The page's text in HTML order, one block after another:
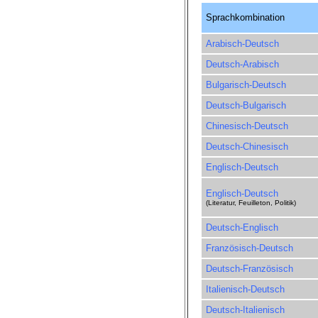
Sprachkombination
Arabisch-Deutsch
Deutsch-Arabisch
Bulgarisch-Deutsch
Deutsch-Bulgarisch
Chinesisch-Deutsch
Deutsch-Chinesisch
Englisch-Deutsch
Englisch-Deutsch
(Literatur, Feuilleton, Politik)
Deutsch-Englisch
Französisch-Deutsch
Deutsch-Französisch
Italienisch-Deutsch
Deutsch-Italienisch